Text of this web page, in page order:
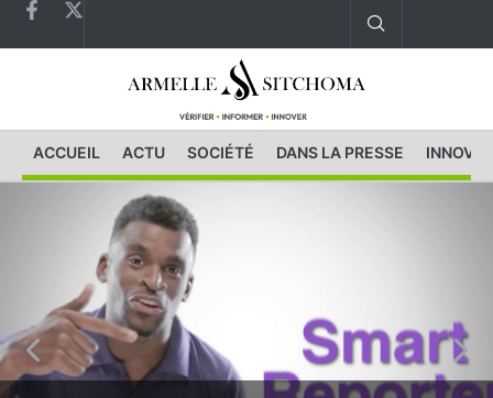
ACCUEIL ACTU SOCIÉTÉ DANS LA PRESSE